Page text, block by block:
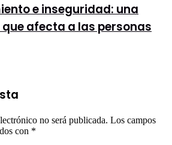
e inseguridad: una
afecta a las personas
no será publicada. Los campos
con *